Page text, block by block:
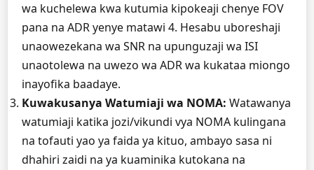
wa kuchelewa kwa kutumia kipokeaji chenye FOV
pana na ADR yenye matawi 4. Hesabu uboreshaji
unaowezekana wa SNR na upunguzaji wa ISI
unaotolewa na uwezo wa ADR wa kukataa miongo
inayofika baadaye.
Kuwakusanya Watumiaji wa NOMA: Watawanya
watumiaji katika jozi/vikundi vya NOMA kulingana
na tofauti yao ya faida ya kituo, ambayo sasa ni
dhahiri zaidi na ya kuaminika kutokana na